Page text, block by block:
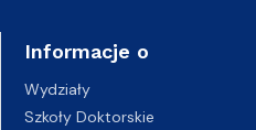
Informacje o
Wydziały
Szkoły Doktorskie